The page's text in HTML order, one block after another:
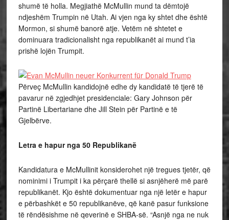
shumë të holla. Megjiathë McMullin mund ta dëmtojë
ndjeshëm Trumpin në Utah. Ai vjen nga ky shtet dhe është
Mormon, si shumë banorë atje. Vetëm në shtetet e
dominuara tradicionalisht nga republikanët ai mund t’ia
prishë lojën Trumpit.
Përveç McMullin kandidojnë edhe dy kandidatë të tjerë të
pavarur në zgjedhjet presidenciale: Gary Johnson për
Partinë Libertariane dhe Jill Stein për Partinë e të
Gjelbërve.
Letra e hapur nga 50 Republikanë
Kandidatura e McMullinit konsiderohet një tregues tjetër, që
nominimi i Trumpit i ka përçarë thellë si asnjëherë më parë
republikanët. Kjo është dokumentuar nga një letër e hapur
e përbashkët e 50 republikanëve, që kanë pasur funksione
të rëndësishme në qeverinë e SHBA-së. “Asnjë nga ne nuk